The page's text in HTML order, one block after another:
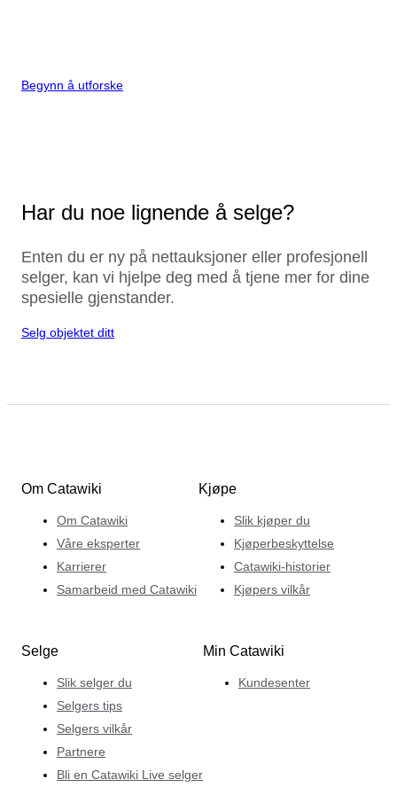
Begynn å utforske
Har du noe lignende å selge?
Enten du er ny på nettauksjoner eller profesjonell
selger, kan vi hjelpe deg med å tjene mer for dine
spesielle gjenstander.
Selg objektet ditt
Om Catawiki
Om Catawiki
Våre eksperter
Karrierer
Samarbeid med Catawiki
Kjøpe
Slik kjøper du
Kjøperbeskyttelse
Catawiki-historier
Kjøpers vilkår
Selge
Slik selger du
Selgers tips
Selgers vilkår
Partnere
Bli en Catawiki Live selger
Min Catawiki
Kundesenter